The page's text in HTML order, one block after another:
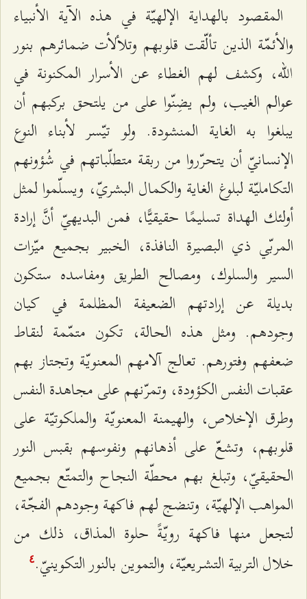
المقصود بالهداية الإلهيّة في هذه الآية الأنبياء
والأئمّة الذين تألّقت قلوبهم وتلألأت ضمائرهم بنور
الله، وكشف لهم الغطاء عن الأسرار المكنونة في
عوالم الغيب، ولم يضِنّوا على من يلتحق بركبهم أن
يبلغوا به الغاية المنشودة. ولو تيّسر لأبناء النوع
الإنسانيّ أن يتحرّروا من ربقة متطلّباتهم في شُؤونهم
التكامليّة لبلوغ الغاية والكمال البشريّ، ويسلّموا لمثل
أولئك الهداة تسليمًا حقيقيًّا، فمن البديهيّ أنَّ إرادة
المربّي ذي البصيرة النافذة، الخبير بجميع ميّزات
السير والسلوك، ومصالح الطريق ومفاسده ستكون
بديلة عن إرادتهم الضعيفة المظلمة في كيان
وجودهم. ومثل هذه الحالة، تكون متمّمة لنقاط
ضعفهم وفتورهم. تعالج آلامهم المعنويّة وتجتاز بهم
عقبات النفس الكؤودة، وتمرّنهم على مجاهدة النفس
وطرق الإخلاص، والهيمنة المعنويّة والملكوتيّة على
قلوبهم، وتشعّ على أذهانهم ونفوسهم بقبس النور
الحقيقيّ، وتبلغ بهم محطّة النجاح والتمتّع بجميع
المواهب الإلهيّة، وتنضج لهم فاكهة وجودهم الفجّة،
لتجعل منها فاكهة رويّةً حلوة المذاق، ذلك من
خلال التربية التشـريعيّة، والتموين بالنور التكوينيّ.٤